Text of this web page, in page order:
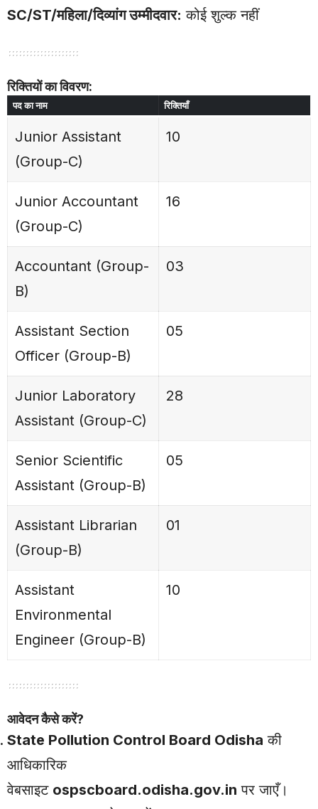
SC/ST/महिला/दिव्यांग उम्मीदवार: कोई शुल्क नहीं
रिक्तियों का विवरण:
पद का नाम रिक्तियाँ
Junior Assistant
(Group-C)
10
Junior Accountant
(Group-C)
16
Accountant (Group-
B)
03
Assistant Section
Officer (Group-B)
05
Junior Laboratory
Assistant (Group-C)
28
Senior Scientific
Assistant (Group-B)
05
Assistant Librarian
(Group-B)
01
Assistant
Environmental
Engineer (Group-B)
10
आवेदन कैसे करें?
State Pollution Control Board Odisha की
आधिकारिक
वेबसाइट ospscboard.odisha.gov.in पर जाएँ।